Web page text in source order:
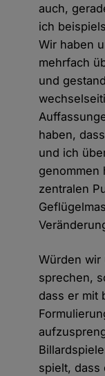
auch,
ich
Wir haben
mehrfach
und
haben,
und ich
genommen
zentralen
Würden wir
sprechen,
dass er mit
spielt, dass